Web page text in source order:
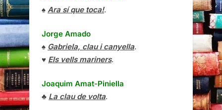
♠ Ara sí que toca!.
Jorge Amado
♠ Gabriela, clau i canyella.
♥ Els vells mariners.
Joaquim Amat-Piniella
♣ La clau de volta.